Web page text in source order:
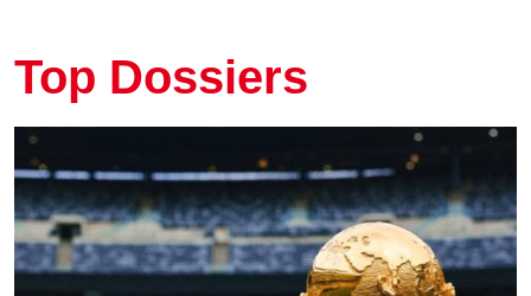
Top Dossiers